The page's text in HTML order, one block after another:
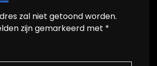
zal niet getoond worden.
zijn gemarkeerd met *